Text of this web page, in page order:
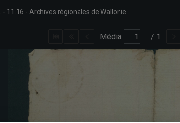
11.16 Archives régionales de Wallonie
Média / 1